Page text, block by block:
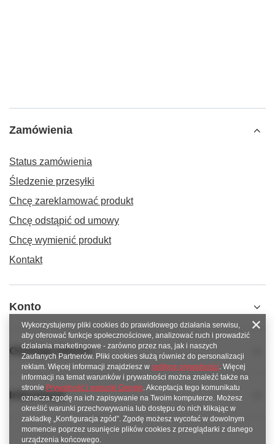
Zamówienia
Status zamówienia
Śledzenie przesyłki
Chcę zareklamować produkt
Chcę odstąpić od umowy
Chcę wymienić produkt
Kontakt
Konto
Obsługa klienta
Informacje
Wykorzystujemy pliki cookies do prawidłowego działania serwisu,
aby oferować funkcje społecznościowe, analizować ruch i prowadzić
działania marketingowe - zarówno przez nas, jak i naszych
Zaufanych Partnerów. Pliki cookies służą również do personalizacji
reklam. Więcej informacji znajdziesz w polityce prywatności. Więcej
informacji na temat warunków i prywatności można znaleźć także na
stronie Prywatność i warunki Google. Akceptacja tego komunikatu
oznacza zgodę na ich zapisywanie na Twoim komputerze. Możesz
określić warunki przechowywania lub dostępu do nich klikając w
zakładkę „Konfiguracja zgód”. Zgodę możesz wycofać w dowolnym
momencie poprzez usunięcie plików cookies z przeglądarki z danego
urządzenia końcowego.